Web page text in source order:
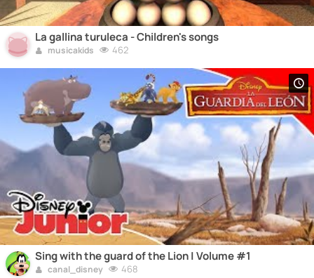
La gallina turuleca - Children's songs
musicakids 462
Sing with the guard of the Lion | Volume #1
canal_disney 468